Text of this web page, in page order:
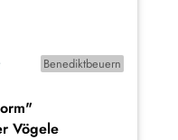
Benediktbeuern
Vögele